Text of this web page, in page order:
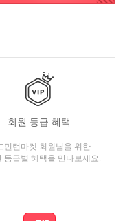
회원 등급 혜택
민턴마켓 회원님을 위한
등급별 혜택을 만나보세요!